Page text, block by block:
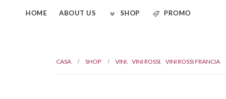
HOME ABOUT US SHOP PROMO
CASA SHOP VINI VINI ROSSI VINI ROSSI FRANCIA